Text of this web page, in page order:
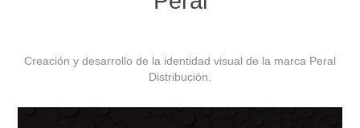
Creación y desarrollo de la identidad visual de la marca Peral
Distribución.